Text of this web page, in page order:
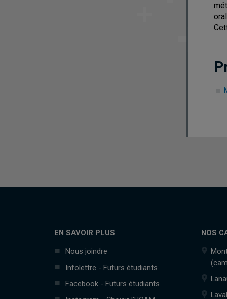
EN SAVOIR PLUS
Nous joindre
Infolettre - Futurs étudiants
Facebook - Futurs étudiants
NOS
Laval